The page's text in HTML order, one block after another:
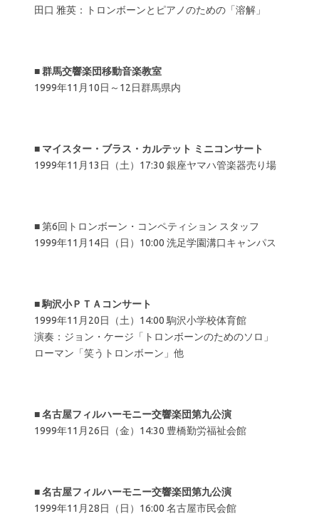
田口 雅英：トロンボーンとピアノのための「溶解」
■群馬交響楽団移動音楽教室
1999年11月10日～12日群馬県内
■ マイスター・ブラス・カルテット ミニコンサート
1999年11月13日（土）17:30 銀座ヤマハ管楽器売り場
■ 第6回トロンボーン・コンペティション スタッフ
1999年11月14日（日）10:00 洗足学園溝口キャンパス
■駒沢小ＰＴＡコンサート
1999年11月20日（土）14:00 駒沢小学校体育館
演奏：ジョン・ケージ「トロンボーンのためのソロ」
ローマン「笑うトロンボーン」他
■名古屋フィルハーモニー交響楽団第九公演
1999年11月26日（金）14:30 豊橋勤労福祉会館
■名古屋フィルハーモニー交響楽団第九公演
1999年11月28日（日）16:00 名古屋市民会館